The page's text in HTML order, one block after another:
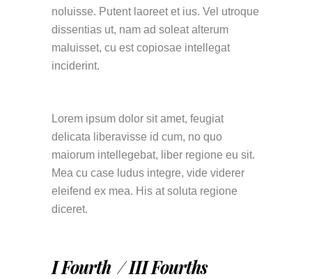
noluisse. Putent laoreet et ius. Vel utroque
dissentias ut, nam ad soleat alterum
maluisset, cu est copiosae intellegat
inciderint.
Lorem ipsum dolor sit amet, feugiat
delicata liberavisse id cum, no quo
maiorum intellegebat, liber regione eu sit.
Mea cu case ludus integre, vide viderer
eleifend ex mea. His at soluta regione
diceret.
I Fourth / III Fourths